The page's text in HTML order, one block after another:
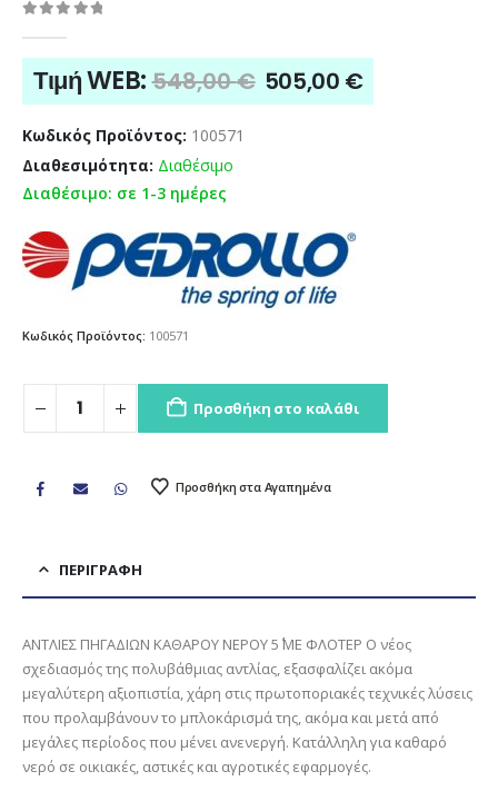
Τιμή WEB:548,00€ Original
price
505,00 €Η
τρέχουσα
Κωδικός Προϊόντος: 100571
Διαθεσιμότητα: Διαθέσιμο
Διαθέσιμο: σε 1-3 ημέρες
Κωδικός Προϊόντος: 100571
Προσθήκη στο καλάθι
Προσθήκη στα Αγαπημένα
ΠΕΡΙΓΡΑΦΉ
ΑΝΤΛΙΕΣ ΠΗΓΑΔΙΩΝ ΚΑΘΑΡΟΥ ΝΕΡΟΥ 5΄΄ ΜΕ ΦΛΟΤΕΡ Ο νέος
σχεδιασμός της πολυβάθμιας αντλίας, εξασφαλίζει ακόμα
μεγαλύτερη αξιοπιστία, χάρη στις πρωτοποριακές τεχνικές λύσεις
που προλαμβάνουν το μπλοκάρισμά της, ακόμα και μετά από
μεγάλες περίοδος που μένει ανενεργή. Κατάλληλη για καθαρό
νερό σε οικιακές, αστικές και αγροτικές εφαρμογές.